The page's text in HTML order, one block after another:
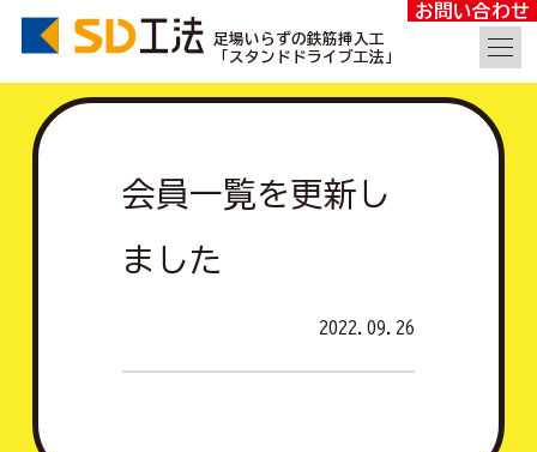
足場いらずの鉄筋挿入工
「スタンドドライブ工法」
お問い合わせ
会員一覧を更新し
ました
2022.09.26